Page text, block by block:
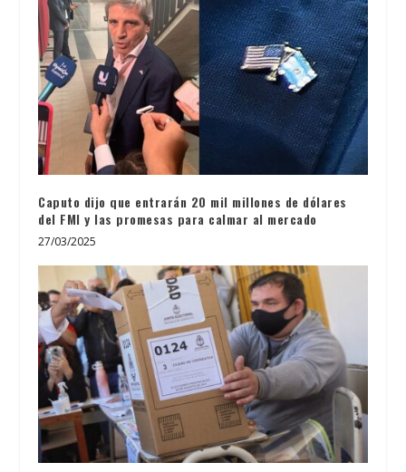
Caputo dijo que entrarán 20 mil millones de dólares
del FMI y las promesas para calmar al mercado
27/03/2025